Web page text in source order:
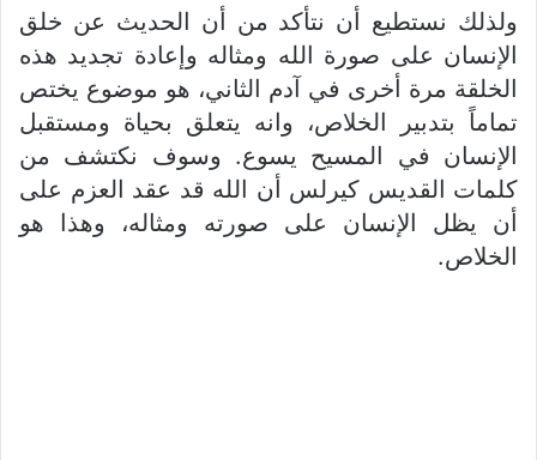
ولذلك نستطيع أن نتأكد من أن الحديث عن خلق
الإنسان على صورة الله ومثاله وإعادة تجديد هذه
الخلقة مرة أخرى في آدم الثاني، هو موضوع يختص
تماماً بتدبير الخلاص، وانه يتعلق بحياة ومستقبل
الإنسان في المسيح يسوع. وسوف نكتشف من
كلمات القديس كيرلس أن الله قد عقد العزم على
أن يظل الإنسان على صورته ومثاله، وهذا هو
الخلاص.